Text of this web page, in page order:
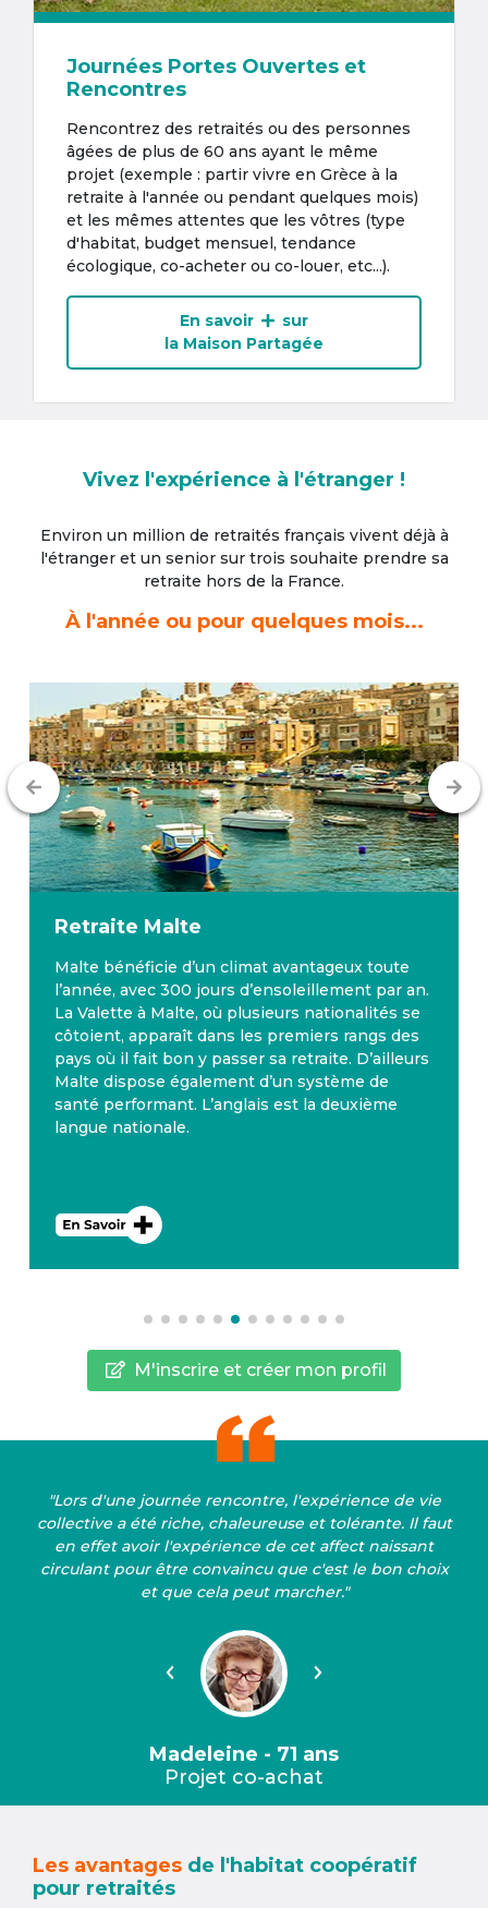
Journées Portes Ouvertes et
Rencontres
Rencontrez des retraités ou des personnes
âgées de plus de 60 ans ayant le même
projet (exemple : partir vivre en Grèce à la
retraite à l'année ou pendant quelques mois)
et les mêmes attentes que les vôtres (type
d'habitat, budget mensuel, tendance
écologique, co-acheter ou co-louer, etc...).
En savoir
sur
la Maison Partagée
Vivez l'expérience à l'étranger !
Environ un million de retraités français vivent déjà à
l'étrangeret un senior sur trois souhaite prendre sa
retraite hors de la France.
À l'année ou pour quelques mois...
Retraite Malte
Malte bénéficie d’un climat avantageux toute
l’année, avec 300 jours d’ensoleillement par an.
La Valette à Malte, où plusieurs nationalités se
côtoient, apparaît dans les premiers rangs des
pays où il fait bon y passer sa retraite. D’ailleurs
Malte dispose également d’un système de
santé performant. L’anglais est la deuxième
langue nationale.
M'inscrire et créer mon profil
"Lors d'une journée rencontre, l'expérience de vie
collective a été riche, chaleureuse et tolérante. Il faut
en effet avoir l'expérience de cet affect naissant
circulant pour être convaincu que c'est le bon choix
et que cela peut marcher."
Précédent Suivant
Madeleine - 71 ans
Projet co-achat
Les avantages de l'habitat coopératif
pour retraités